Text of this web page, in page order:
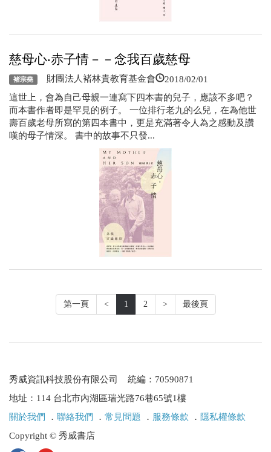
慈母心‧赤子情－－念我百歲慈母
褚宗堯 財團法人褚林貴教育基金會 2018/02/01
這世上，會為自己母親一連寫下四本書的兒子，應該不多吧？
而本書作者即是罕見的例子。 一位排行老九的么兒，在為他世
壽百歲老母所寫的第四本書中，更是充滿著令人為之感動及讚
嘆的母子情深。 書中的故事不只發...
第一頁 < 1 2 > 最後頁
秀威資訊科技股份有限公司 統編：70590871
地址：114 台北市內湖區瑞光路76巷65號1樓
關於我們
． 聯絡我們 ． 常見問題 ． 服務條款 ． 隱私權條款
Copyright © 秀威書店